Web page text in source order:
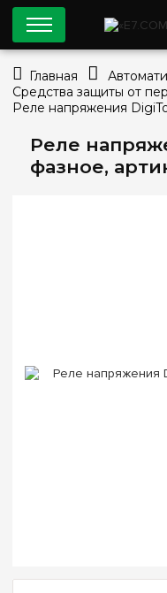
Реле
фазное,
Главная
Средства защиты от